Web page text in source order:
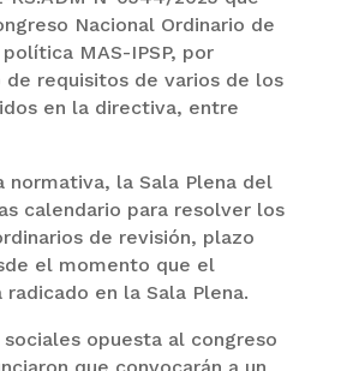
Nacional Ordinario de
MAS-IPSP, por
requisitos de varios de los
en la directiva, entre
normativa, la Sala Plena del
calendario para resolver los
de revisión, plazo
el momento que el
en la Sala Plena.
sociales opuesta al congreso